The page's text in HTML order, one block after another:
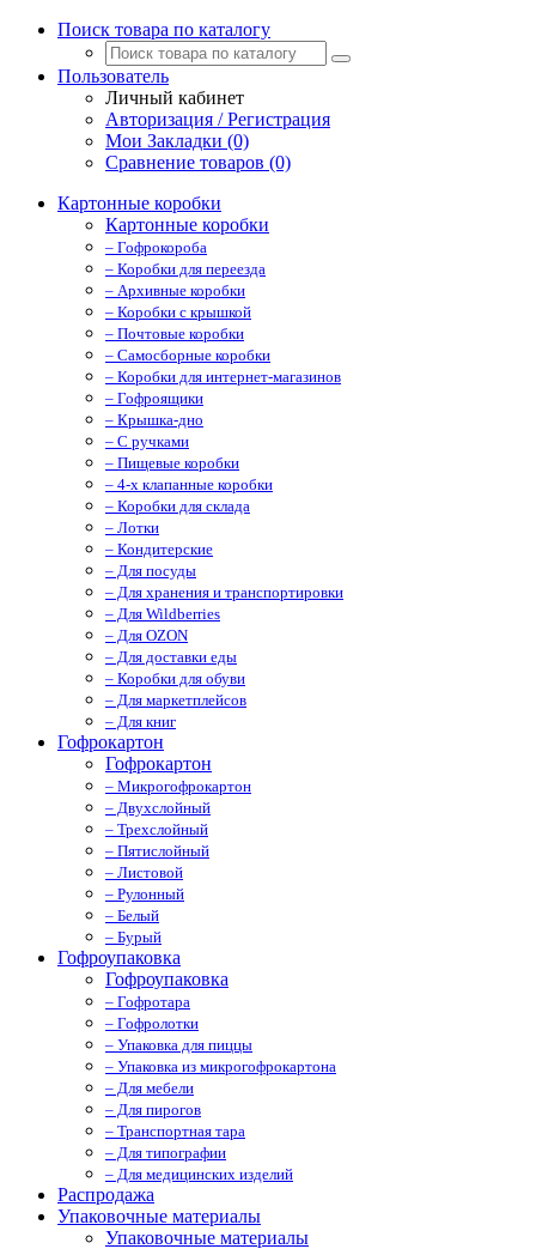
Поиск товара по каталогу
Пользователь
Личный кабинет
Авторизация / Регистрация
Мои Закладки (0)
Сравнение товаров (0)
Картонные коробки
Картонные коробки
– Гофрокороба
– Коробки для переезда
– Архивные коробки
– Коробки с крышкой
– Почтовые коробки
– Самосборные коробки
– Коробки для интернет-магазинов
– Гофроящики
– Крышка-дно
– С ручками
– Пищевые коробки
– 4-х клапанные коробки
– Коробки для склада
– Лотки
– Кондитерские
– Для посуды
– Для хранения и транспортировки
– Для Wildberries
– Для OZON
– Для доставки еды
– Коробки для обуви
– Для маркетплейсов
– Для книг
Гофрокартон
Гофрокартон
– Микрогофрокартон
– Двухслойный
– Трехслойный
– Пятислойный
– Листовой
– Рулонный
– Белый
– Бурый
Гофроупаковка
Гофроупаковка
– Гофротара
– Гофролотки
– Упаковка для пиццы
– Упаковка из микрогофрокартона
– Для мебели
– Для пирогов
– Транспортная тара
– Для типографии
– Для медицинских изделий
Распродажа
Упаковочные материалы
Упаковочные материалы